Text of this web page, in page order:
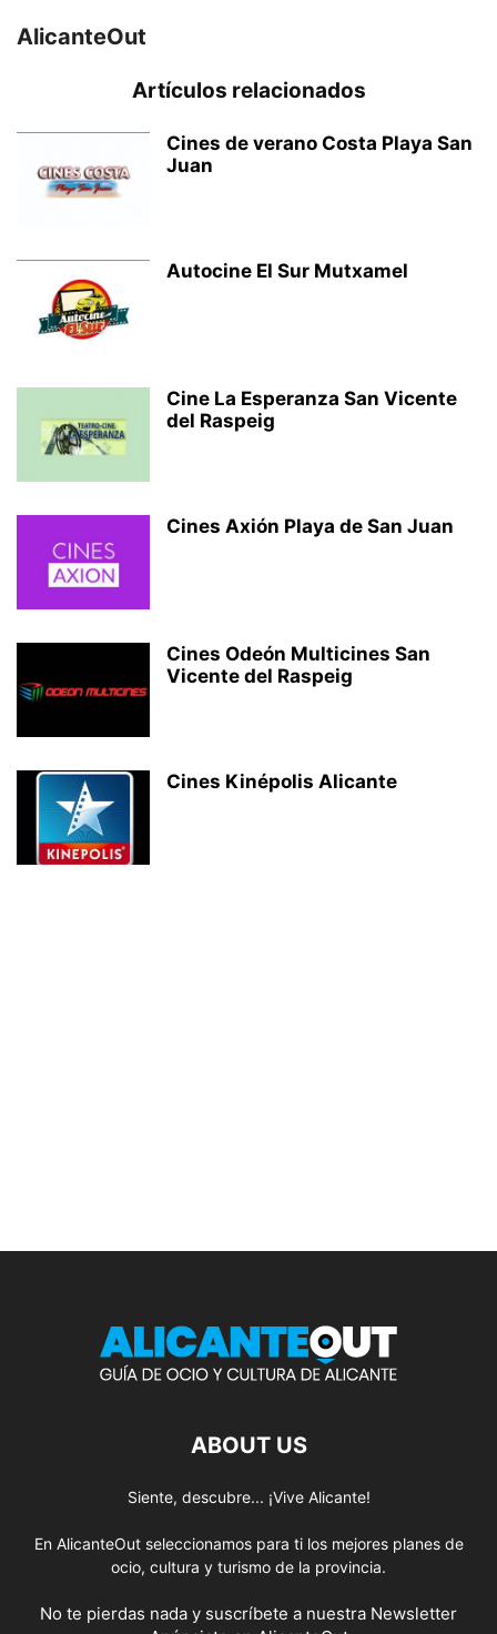
AlicanteOut
Artículos relacionados
Cines de verano Costa Playa San
Juan
Autocine El Sur Mutxamel
Cine La Esperanza San Vicente
del Raspeig
Cines Axión Playa de San Juan
Cines Odeón Multicines San
Vicente del Raspeig
Cines Kinépolis Alicante
ABOUT US
Siente, descubre... ¡Vive Alicante!
En AlicanteOut seleccionamos para ti los mejores planes de
ocio, cultura y turismo de la provincia.
No te pierdas nada y suscríbete a nuestra Newsletter